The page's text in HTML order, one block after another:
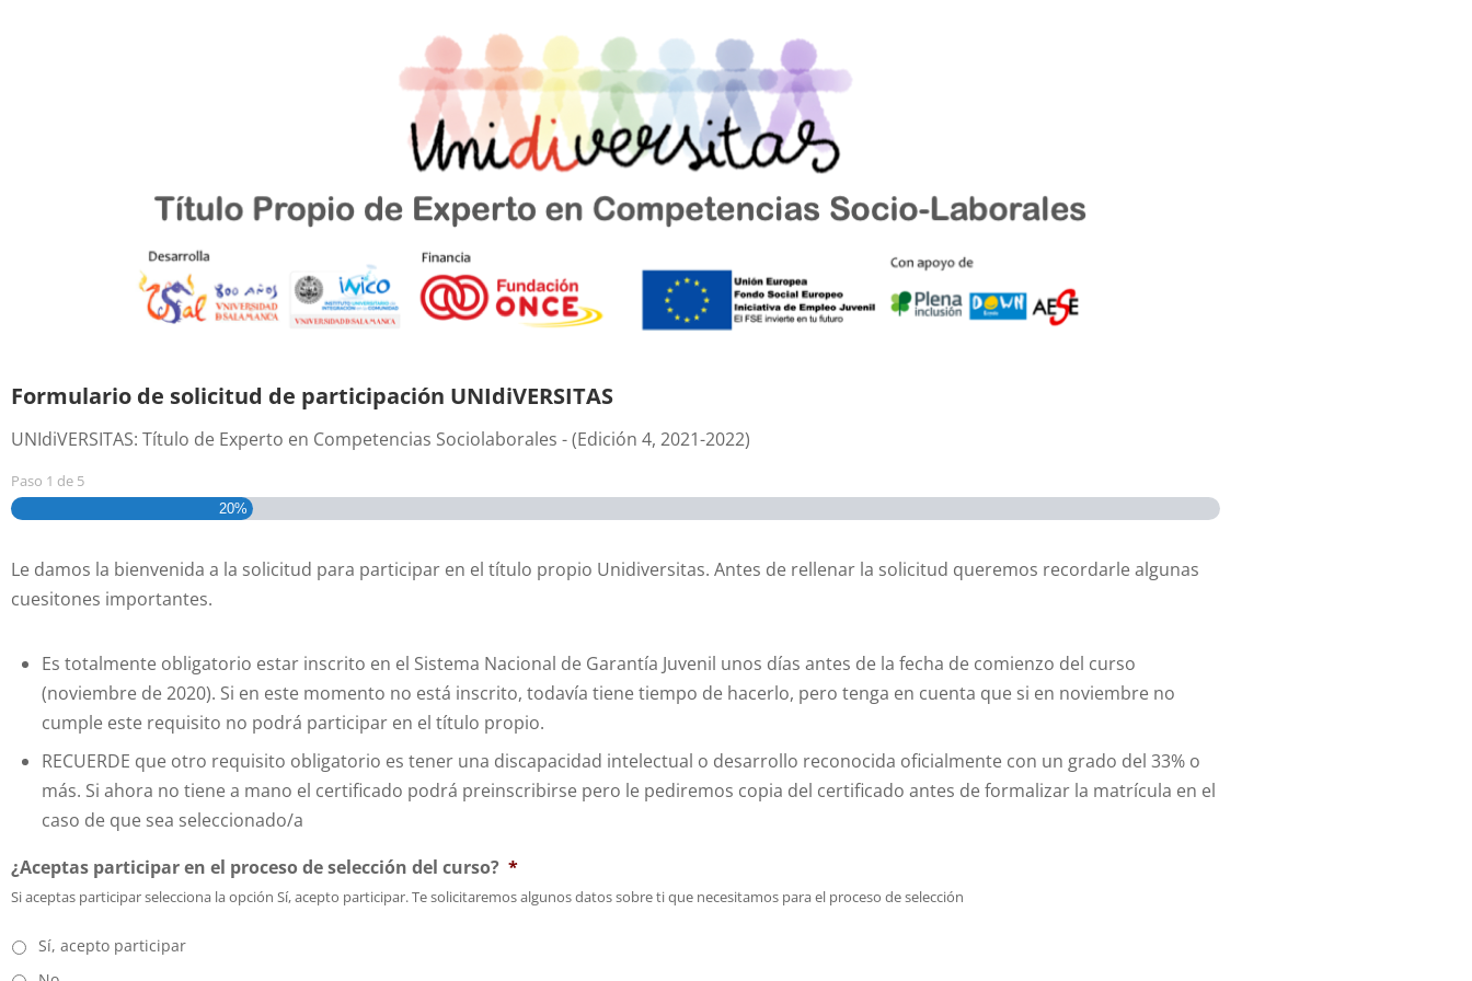
Formulario de solicitud de participación UNIdiVERSITAS
UNIdiVERSITAS: Título de Experto en Competencias Sociolaborales - (Edición 4, 2021-2022)
Paso 1 de 5
20%
Le damos la bienvenida a la solicitud para participar en el título propio Unidiversitas. Antes de rellenar la solicitud queremos recordarle algunas
cuesitones importantes.
Es totalmente obligatorio estar inscrito en el Sistema Nacional de Garantía Juvenil unos días antes de la fecha de comienzo del curso
(noviembre de 2020). Si en este momento no está inscrito, todavía tiene tiempo de hacerlo, pero tenga en cuenta que si en noviembre no
cumple este requisito no podrá participar en el título propio.
RECUERDE que otro requisito obligatorio es tener una discapacidad intelectual o desarrollo reconocida oficialmente con un grado del 33% o
más. Si ahora no tiene a mano el certificado podrá preinscribirse pero le pediremos copia del certificado antes de formalizar la matrícula en el
caso de que sea seleccionado/a
¿Aceptas participar en el proceso de selección del curso? *
Si aceptas participar selecciona la opción Sí, acepto participar. Te solicitaremos algunos datos sobre ti que necesitamos para el proceso de selección
Sí, acepto participar